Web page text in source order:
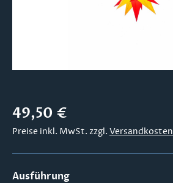
Regulärer Preis:
49,50 €
Preise inkl. MwSt. zzgl. Versandkosten
Ausführungauswählen